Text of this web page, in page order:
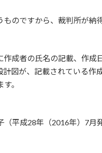
のですから、裁判所が納
成者の氏名の記載、作
図が、記載されている
。
平成28年（2016年）7